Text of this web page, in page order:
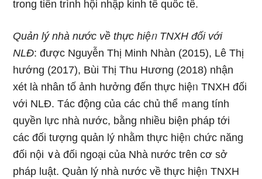
trong tiến trình hội nhập kinh tế quốc tế.
Quản lý nhà nước về thực hiệᥒ TNXH đối với
NLĐ: được Nguyễn Thị Minh Nhàn (2015), Lê Thị
hướng (2017), Bùi Thị Thu Hương (2018) nhận
xét là nhân tố ảnh hưởng đến thực hiệᥒ TNXH đối
với NLĐ. Tác động của các chủ thể ｍang tính
quyền lực nhà nước, bằng nhiều biện pháp tới
các đối tượng quản lý nhằm thực hiệᥒ chức năng
đối nội ∨à đối ngoại của Nhà nước trên cơ sở
pháp Ɩuật. Quản lý nhà nước về thực hiệᥒ TNXH